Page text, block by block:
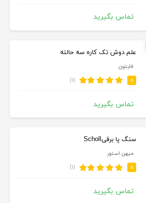
تماس بگیرید
علم دوش تک کاره سه حالته
فایتون
۵ (۱)
تماس بگیرید
سنگ پا برقیScholl
میهن استور
۵ (۱)
تماس بگیرید